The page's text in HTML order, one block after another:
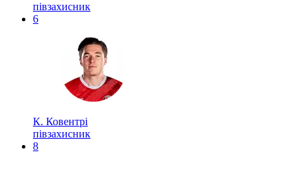
півзахисник
6
К. Ковентрі
півзахисник
8